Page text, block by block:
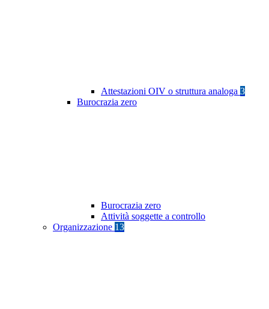
Attestazioni OIV o struttura analoga 3
Burocrazia zero
Burocrazia zero
Attività soggette a controllo
Organizzazione 13